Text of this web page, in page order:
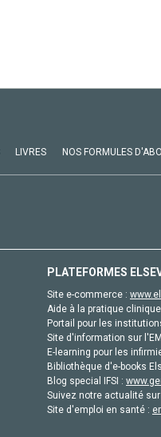
LIVRES NOS FORMULES
PLATEFORMES
Site e-commerce :
Aide à la pratique
Portail pour les
Site d'information sur
E-learning pour les
Bibliothèque d'e-books
Blog special IFSI :
Suivez notre actualité
Site d'emploi en santé :